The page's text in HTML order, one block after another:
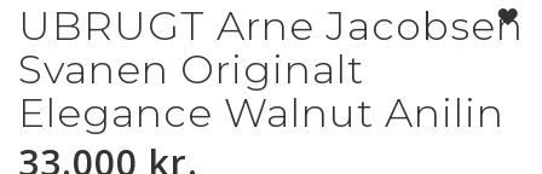
Gå
til
starten
af
billedgalleriet
UBRUGT Arne Jacobsen
Svanen Originalt
Elegance Walnut Anilin
33.000 kr.